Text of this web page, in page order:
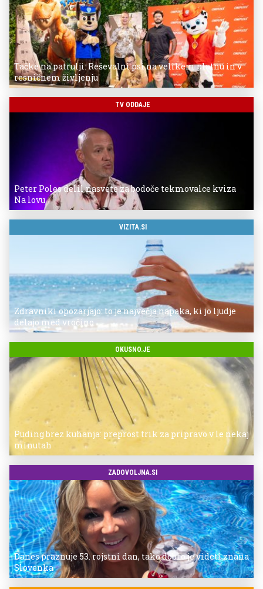
Tačke na patrulji: Reševalni psi na velikem platnu in v
resničnem življenju
TV ODDAJE
Peter Poles delil nasvete za bodoče tekmovalce kviza
Na lovu
VIZITA.SI
Zdravniki opozarjajo: to je največja napaka, ki jo ljudje
delajo med vročino
OKUSNO.JE
Puding brez kuhanja: preprost trik za pripravo v le nekaj
minutah
ZADOVOLJNA.SI
Danes praznuje 53. rojstni dan, tako dobro je videti znana
Slovenka